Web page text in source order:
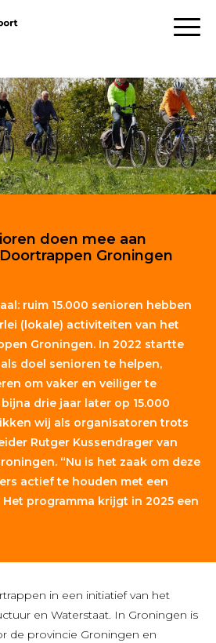
doen mee aan
Groningen
ruim 15.000 senioren hebben
(lokale) activiteiten van het
Groningen. In 2022 startte
doel senioren te helpen,
om vaker en veiliger te
drie jaar later op 15.000
wij als organisatoren trots
Rutger Kussendrager van
“Nu is het zaak om deze
actief te houden met een
programma krijgt in 2025 een
in een initiatief van het
en Waterstaat. In Groningen is
de provincie Groningen en